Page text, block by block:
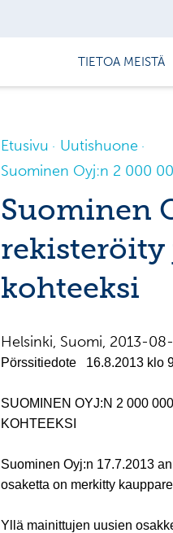
TIETOA MEISTÄ
Etusivu
Uutishuone
Suominen Oyj:n 2 000
Suominen
kohteeksi
Helsinki, Suomi, 2013-
Pörssitiedote 16.8.2013 klo
SUOMINEN OYJ:N 2 000
KOHTEEKSI
Suominen Oyj:n 17.7.2013
osaketta on merkitty
Yllä mainittujen uusien